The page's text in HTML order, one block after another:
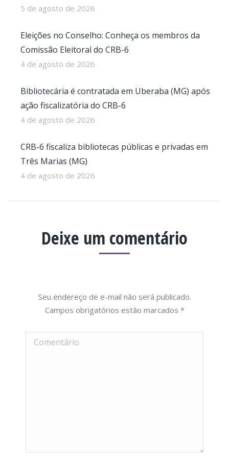
5 de agosto de 2026
Eleições no Conselho: Conheça os membros da
Comissão Eleitoral do CRB-6
4 de agosto de 2026
Bibliotecária é contratada em Uberaba (MG) após
ação fiscalizatória do CRB-6
4 de agosto de 2026
CRB-6 fiscaliza bibliotecas públicas e privadas em
Três Marias (MG)
4 de agosto de 2026
Deixe um comentário
Seu endereço de e-mail não será publicado.
Campos obrigatórios estão marcados *
Comentário